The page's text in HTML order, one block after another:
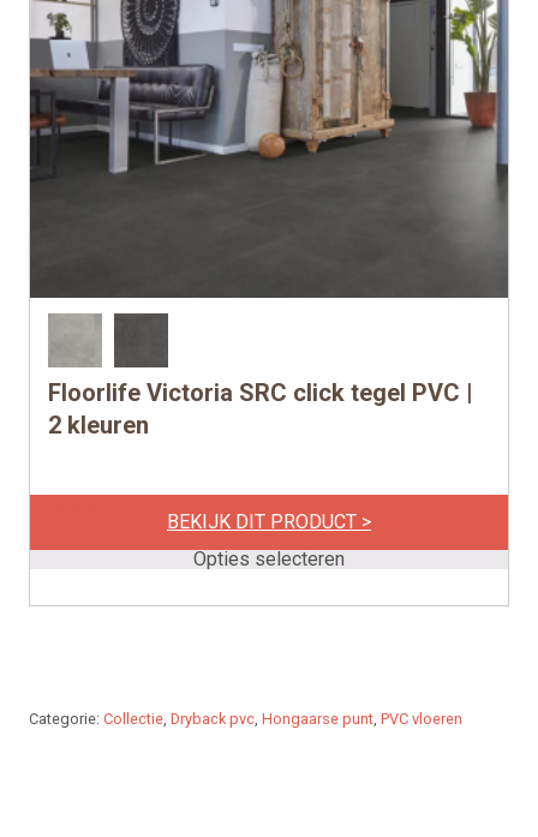
Floorlife Victoria SRC click tegel PVC |
2 kleuren
BEKIJK DIT PRODUCT >
Opties selecteren
Dit
product
Deze
kan
Categorie: Collectie, Dryback pvc, Hongaarse punt, PVC vloeren